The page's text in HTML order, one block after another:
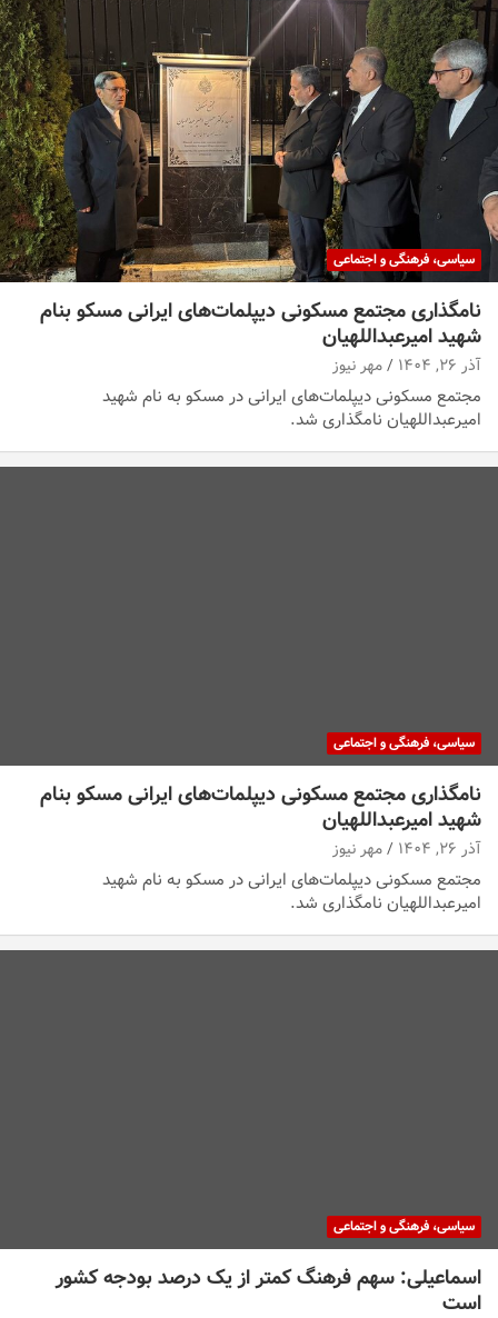
سیاسی، فرهنگی و اجتماعی
نامگذاری مجتمع مسکونی دیپلمات‌های ایرانی مسکو بنام
شهید امیرعبداللهیان
آذر ۲۶, ۱۴۰۴ مهر نیوز
مجتمع مسکونی دیپلمات‌های ایرانی در مسکو به نام شهید
امیرعبداللهیان نامگذاری شد.
سیاسی، فرهنگی و اجتماعی
نامگذاری مجتمع مسکونی دیپلمات‌های ایرانی مسکو بنام
شهید امیرعبداللهیان
آذر ۲۶, ۱۴۰۴ مهر نیوز
مجتمع مسکونی دیپلمات‌های ایرانی در مسکو به نام شهید
امیرعبداللهیان نامگذاری شد.
سیاسی، فرهنگی و اجتماعی
اسماعیلی: سهم فرهنگ کمتر از یک درصد بودجه کشور
است